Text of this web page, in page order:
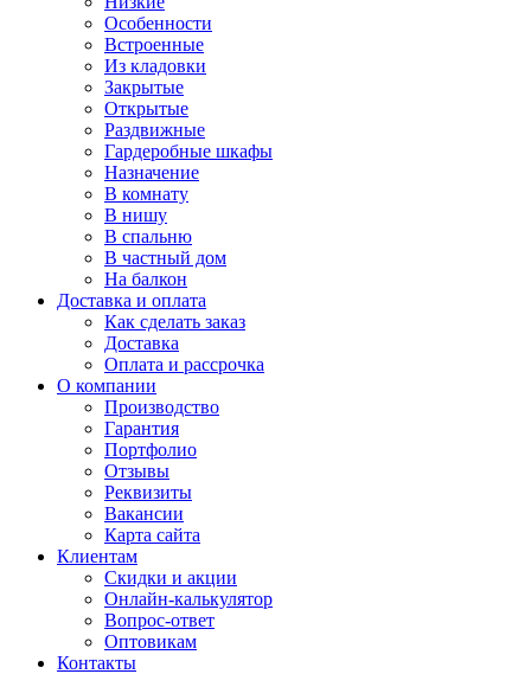
Особенности
Встроенные
Из кладовки
Закрытые
Открытые
Раздвижные
Гардеробные шкафы
Назначение
В комнату
В нишу
В спальню
В частный дом
На балкон
Доставка и оплата
Как сделать заказ
Доставка
Оплата и рассрочка
О компании
Производство
Гарантия
Портфолио
Отзывы
Реквизиты
Вакансии
Карта сайта
Клиентам
Скидки и акции
Онлайн-калькулятор
Вопрос-ответ
Оптовикам
Контакты